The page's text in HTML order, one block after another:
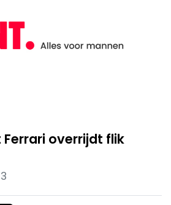
overrijdt flik